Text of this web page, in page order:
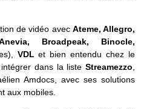
de vidéo avec Ateme, Allegro,
Broadpeak, Binocle,
VDLet bien entendu chez le
dans la listeStreamezzo,
Amdocs, avec ses solutions
aux mobiles.